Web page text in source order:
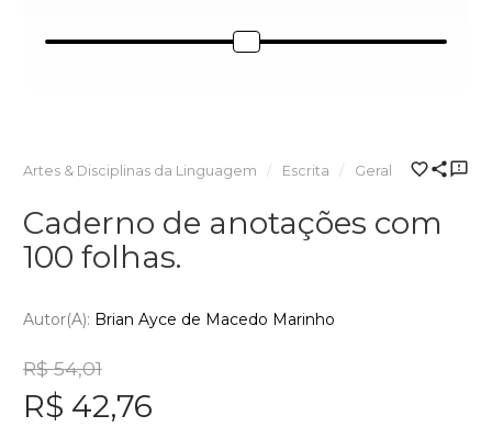
Artes & Disciplinas da Linguagem Escrita Geral
Caderno de anotações com
100 folhas.
Autor(a): Brian Ayce de Macedo Marinho
R$ 54,01
R$ 42,76